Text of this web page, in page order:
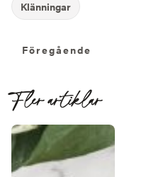
Föregående
Föregående
Fler artiklar